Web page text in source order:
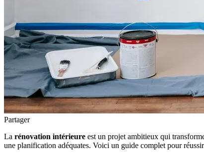
Partager
La rénovation intérieure est un projet ambitieux qui
une planification adéquates. Voici un guide complet pour